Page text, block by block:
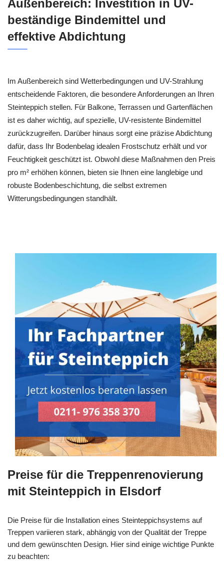
Außenbereich: Investition in UV-
beständige Bindemittel und
effektive Abdichtung
Im Außenbereich sind Wetterbedingungen und UV-Strahlung
entscheidende Faktoren, die besondere Anforderungen an Ihren
Steinteppich stellen. Für Balkone, Terrassen und Gartenflächen
ist es daher wichtig, auf spezielle, UV-resistente Bindemittel
zurückzugreifen. Darüber hinaus sorgt eine präzise Abdichtung
dafür, dass Ihr Bodenbelag idealen Frostschutz erhält und vor
Feuchtigkeit geschützt ist. Obwohl diese Maßnahmen den Preis
pro m² erhöhen können, bieten sie Ihnen eine langlebige und
robuste Bodenbeschichtung, die selbst extremen
Witterungsbedingungen standhält.
Preise für die Treppenrenovierung
mit Steinteppich in Elsdorf
Die Preise für die Installation eines Steinteppichsystems auf
Treppen variieren stark, abhängig von der Qualität der Treppe
und dem gewünschten Design. Hier sind einige wichtige Punkte
zu beachten: